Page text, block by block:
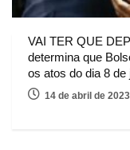
VAI TER QUE
determina que
os atos do dia 8 de
14 de abril de 2023